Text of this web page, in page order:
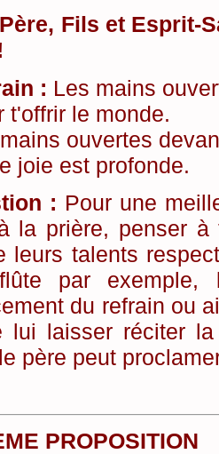
Fils et Esprit-
: Les mains
t'offrir le monde.
ouvertes
joie est profonde.
: Pour une
la prière, penser
leurs talents
par exemple,
du refrain ou
lui laisser réciter
père peut
PROPOSITION